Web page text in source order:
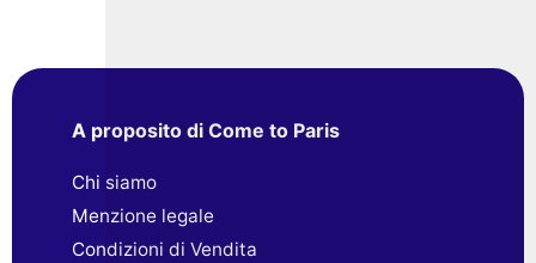
A proposito di Come to Paris
Chi siamo
Menzione legale
Condizioni di Vendita